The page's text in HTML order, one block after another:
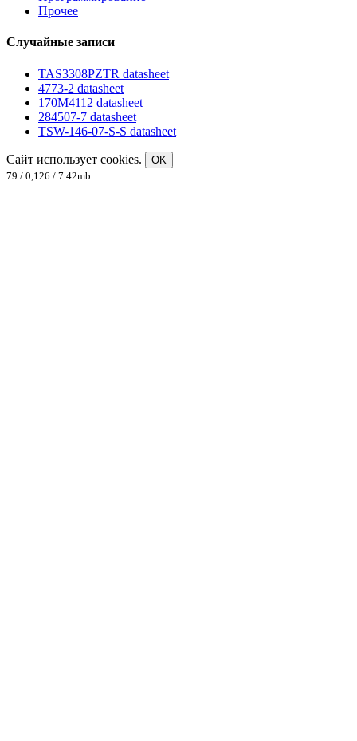
Прочее
Случайные записи
TAS3308PZTR datasheet
4773-2 datasheet
170M4112 datasheet
284507-7 datasheet
TSW-146-07-S-S datasheet
Сайт использует cookies.
OK
79 / 0,126 / 7.42mb